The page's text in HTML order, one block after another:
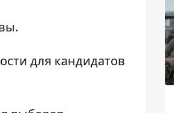
для кандидатов